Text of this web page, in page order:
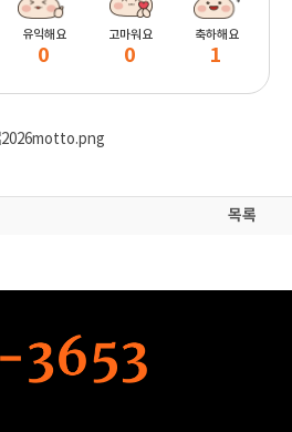
유익해요
0
고마워요
0
축하해요
1
목록